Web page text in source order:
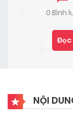
0 Bình
Đọc
NỘI